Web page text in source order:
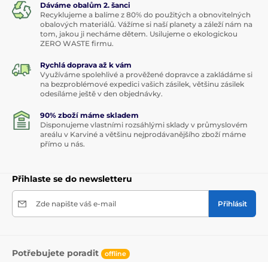
Dáváme obalům 2. šanci
Recyklujeme a balíme z 80% do použitých a obnovitelných
obalových materiálů. Vážíme si naší planety a záleží nám na
tom, jakou ji necháme dětem. Usilujeme o ekologickou
ZERO WASTE firmu.
Rychlá doprava až k vám
Využíváme spolehlivé a prověžené dopravce a zakládáme si
na bezproblémové expedici vašich zásilek, většinu zásilek
odesíláme ještě v den objednávky.
90% zboží máme skladem
Disponujeme vlastními rozsáhlými sklady v průmyslovém
areálu v Karviné a většinu nejprodávanějšího zboží máme
přímo u nás.
Přihlaste se do newsletteru
Zde napište váš e-mail Přihlásit
Potřebujete poradit offline